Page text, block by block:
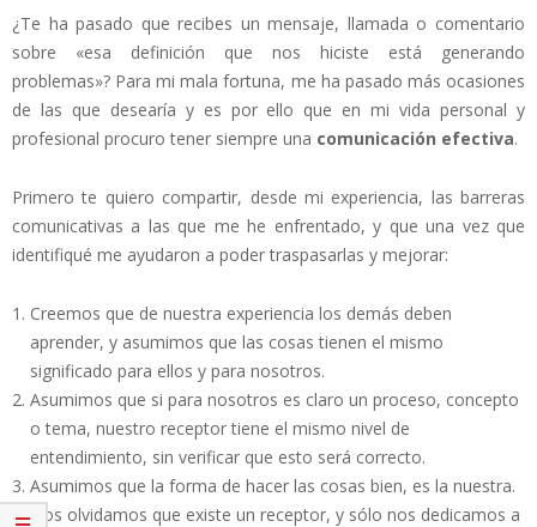
¿Te ha pasado que recibes un mensaje, llamada o comentario
sobre «esa definición que nos hiciste está generando
problemas»? Para mi mala fortuna, me ha pasado más ocasiones
de las que desearía y es por ello que en mi vida personal y
profesional procuro tener siempre una comunicación efectiva.
Primero te quiero compartir, desde mi experiencia, las barreras
comunicativas a las que me he enfrentado, y que una vez que
identifiqué me ayudaron a poder traspasarlas y mejorar:
Creemos que de nuestra experiencia los demás deben
aprender, y asumimos que las cosas tienen el mismo
significado para ellos y para nosotros.
Asumimos que si para nosotros es claro un proceso, concepto
o tema, nuestro receptor tiene el mismo nivel de
entendimiento, sin verificar que esto será correcto.
Asumimos que la forma de hacer las cosas bien, es la nuestra.
Nos olvidamos que existe un receptor, y sólo nos dedicamos a